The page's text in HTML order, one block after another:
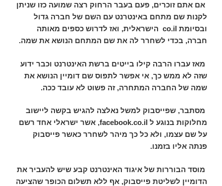
אם אתם זוכרים, פעם בעבר הרחוק רצה שמועה כזו שניתן
לקנות שם מתחם באינטרנט עם השם של חברה גדול
ובסיומת co.il הישראלית, ואז לדרוש כספים מאותה
חברה, בכדי לשחרר לה את שם המתחם הנושא את שמה.
מאז עברו הרבה קילו בייטים ברשת האינטרנט וכבר ידוע
שזה לא ממש כך, אי אפשר לתפוס שם דומיין הנושא את
שמה של החברה המתחרה, זה פשוט לא עובד ככה.
מסתבר, שפייסבוק למשל נאלצה להגיש בקשה ליישוב
מחלוקות בנוגע ל facebook.co.il, אשר ישראלי אחד רשם
על שם עצמו, ולא כל כך מיהר לשחרר כאשר פייסבוק
פנתה אליו בזמנו.
מוסד הבוררות של איגוד האינטרנט קבע שיש להעביר את
הדומיין לשליטת פייסבוק, אף ללא תשלום הכופר שהציעה